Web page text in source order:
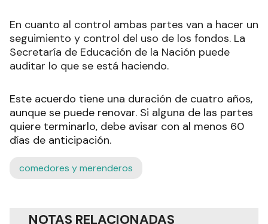
En cuanto al control ambas partes van a hacer un
seguimiento y control del uso de los fondos. La
Secretaría de Educación de la Nación puede
auditar lo que se está haciendo.
Este acuerdo tiene una duración de cuatro años,
aunque se puede renovar. Si alguna de las partes
quiere terminarlo, debe avisar con al menos 60
días de anticipación.
comedores y merenderos
NOTAS RELACIONADAS